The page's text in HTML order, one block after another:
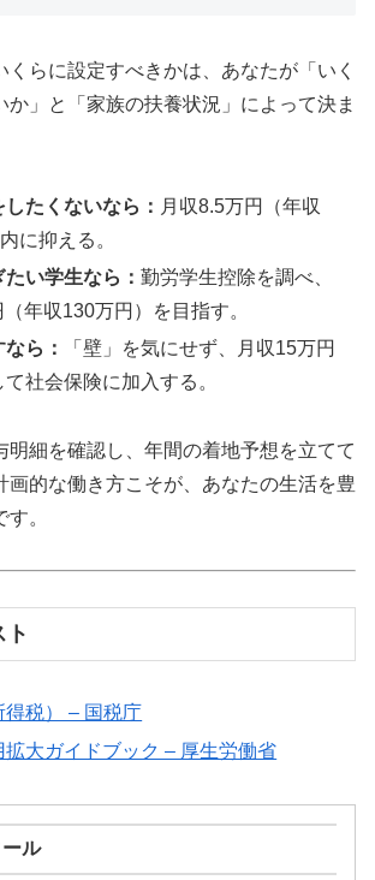
くらに設定すべきかは、あなたが「いく
か」と「家族の扶養状況」によって決ま
たくないなら： 月収8.5万円（年収
に抑える。
たい学生なら：勤労学生控除を調べ、
年収130万円）を目指す。
ら：
「壁」を気にせず、月収15万円
社会保険に加入する。
明細を確認し、年間の着地予想を立てて
画的な働き方こそが、あなたの生活を豊
。
税） – 国税庁
拡大ガイドブック – 厚生労働省
ル